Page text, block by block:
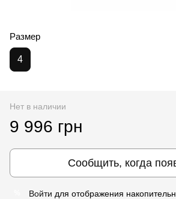
Размер
4
Нет в наличии
9 996 грн
Сообщить, когда
Войти для отображения